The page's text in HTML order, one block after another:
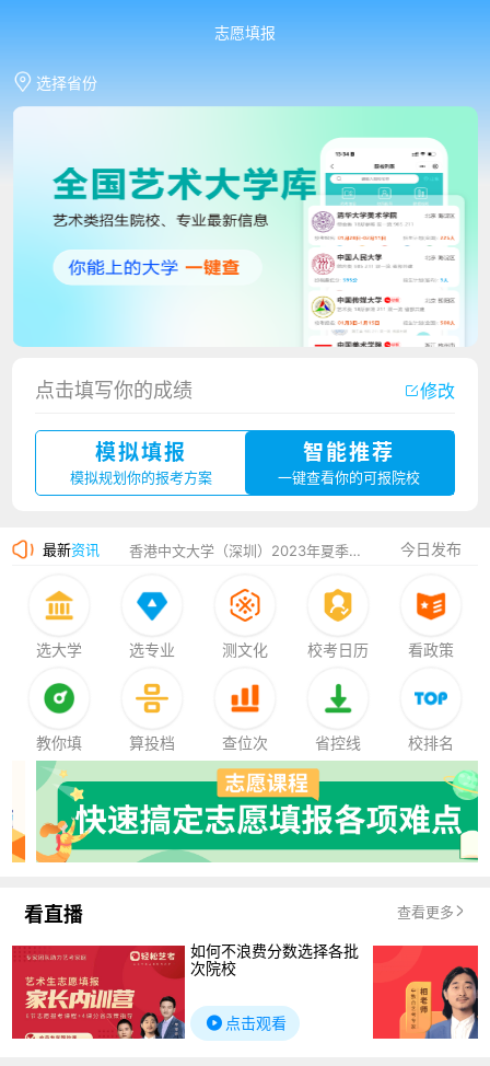
志愿填报
选择省份
点击填写你的成绩 修改
模拟填报
模拟规划你的报考方案
智能推荐
一键查看你的可报院校
最新资讯
广州华立科技职业学院2023年夏季高考招生简章
香港中文大学（深圳）2023年夏季高考招生简章
厦门大学嘉庚学院2023年艺术类招生简章
今日发布
选大学 选专业 测文化 校考日历 看政策
教你填 算投档 查位次 省控线 校排名
看直播 查看更多
如何不浪费分数选择各批
次院校
点击观看